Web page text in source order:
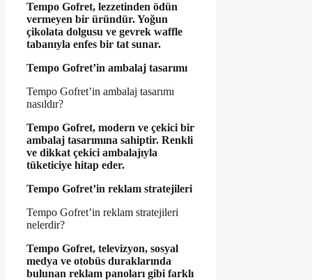
Tempo Gofret, lezzetinden ödün
vermeyen bir üründür. Yoğun
çikolata dolgusu ve gevrek waffle
tabanıyla enfes bir tat sunar.
Tempo Gofret’in ambalaj tasarımı
Tempo Gofret’in ambalaj tasarımı
nasıldır?
Tempo Gofret, modern ve çekici bir
ambalaj tasarımına sahiptir. Renkli
ve dikkat çekici ambalajıyla
tüketiciye hitap eder.
Tempo Gofret’in reklam stratejileri
Tempo Gofret’in reklam stratejileri
nelerdir?
Tempo Gofret, televizyon, sosyal
medya ve otobüs duraklarında
bulunan reklam panoları gibi farklı